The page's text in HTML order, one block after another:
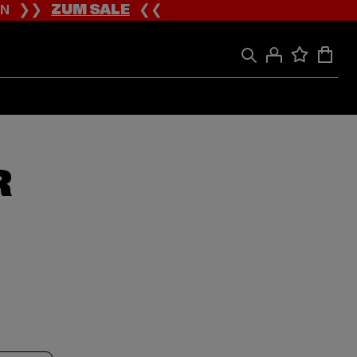
❯❯ZUM SALE❮❮